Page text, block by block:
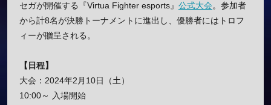
セガが開催する『Virtua Fighter esports』 公式大会。参加者
から計8名が決勝トーナメントに進出し、優勝者にはトロフ
ィーが贈呈される。
【日程】
大会：2024年2月10日（土）
10:00～ 入場開始